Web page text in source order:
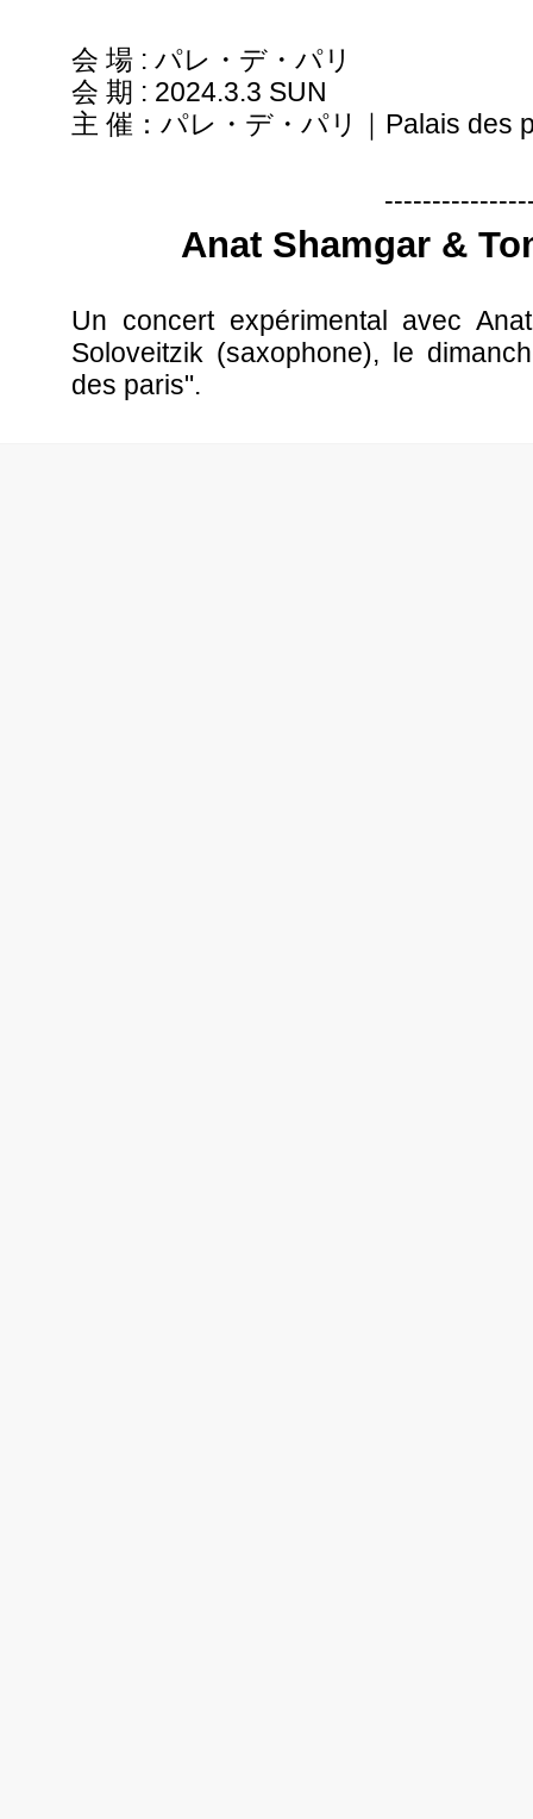
会 場 : パレ・デ・パリ
会 期 : 2024.3.3 SUN
主 催：パレ・デ・パリ｜Palais des
Anat Shamgar &
Un concert expérimental avec
Soloveitzik (saxophone), le
des paris".